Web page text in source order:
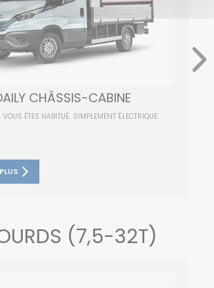
CHÂSSIS-CABINE
VOUS ÊTES HABITUÉ. SIMPLEMENT ÉLECTRIQUE.
(7,5-32T)